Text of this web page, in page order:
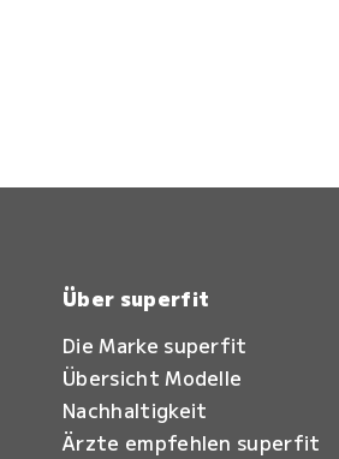
Über superfit
Die Marke superfit
Übersicht Modelle
Nachhaltigkeit
Ärzte empfehlen superfit